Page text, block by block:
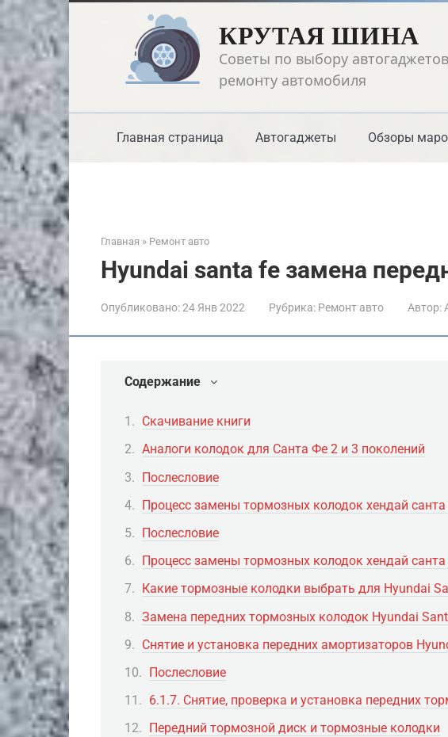
Перейти
к
контенту
КРУТАЯ ШИНА
Советы по выбору
ремонту автомобиля
Главная страница Автогаджеты Обзоры
Главная » Ремонт авто
Hyundai santa fe замена
Опубликовано:24 Янв 2022 Рубрика: Ремонт авто Автор:
Содержание
Скачивание книги
Аналоги колодок для Санта Фе 2 и 3 поколений
Послесловие
Процесс замены тормозных колодок хендай
Послесловие
Процесс замены тормозных колодок хендай
Какие тормозные колодки выбрать для Hyundai
Замена передних тормозных колодок Hyundai
Снятие и установка передних амортизаторов
Послесловие
6.1.7. Снятие, проверка и установка передних
Передний тормозной диск и тормозные колодки